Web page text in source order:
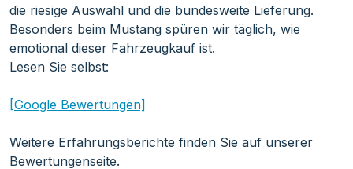
die riesige Auswahl und die bundesweite Lieferung.
Besonders beim Mustang spüren wir täglich, wie
emotional dieser Fahrzeugkauf ist.
Lesen Sie selbst:
[Google Bewertungen]
Weitere Erfahrungsberichte finden Sie auf unserer
Bewertungenseite.